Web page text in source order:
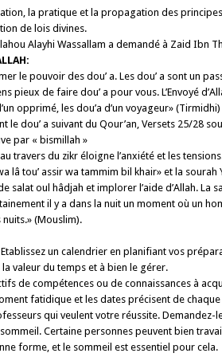
la pratique et la propa­gation des
de lois divines.
Alayhi Wassallam a demandé à Zaid
le pouvoir des dou’ a. Les dou’ a sont un
pieux de faire dou’ a pour vous. L’Envoyé
opprimé, les dou’a d’un voyageur» (Tirmidhi)
le dou’ a suivant du Qour’an, Versets 25/28
par « bismillah »
au travers du zikr éloigne l’anxiété et les
lâ tou’ assir wa tammim bil khair» et la sourah
salat oul hâdjah et implorer l’aide d’Allah. La
il y a dans la nuit un moment où un
(Mouslim).
un calendrier en plani­fiant vos
valeur du temps et à bien le gérer.
de compétences ou de connaissances à
fatidique et les dates précisent de
qui veulent votre réussite. Demandez-
Certaine personnes peuvent bien
forme, et le sommeil est essentiel pour cela.